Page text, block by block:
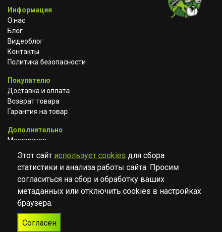
Информация
О нас
Блог
Видеоблог
Контакты
Политика безопасности
Покупателю
Доставка и оплата
Возврат товара
Гарантия на товар
Дополнительно
Мастерская
Сотрудничество
YOUTUBE
© Музыкальный магазин Muzik Room, 2023-2026
Этот сайт использует cookies для сбора
статистики и анализа работы сайта. Просим
согласиться на сбор и обработку ваших
метаданных или отключить cookies в настройках
браузера.
Согласен